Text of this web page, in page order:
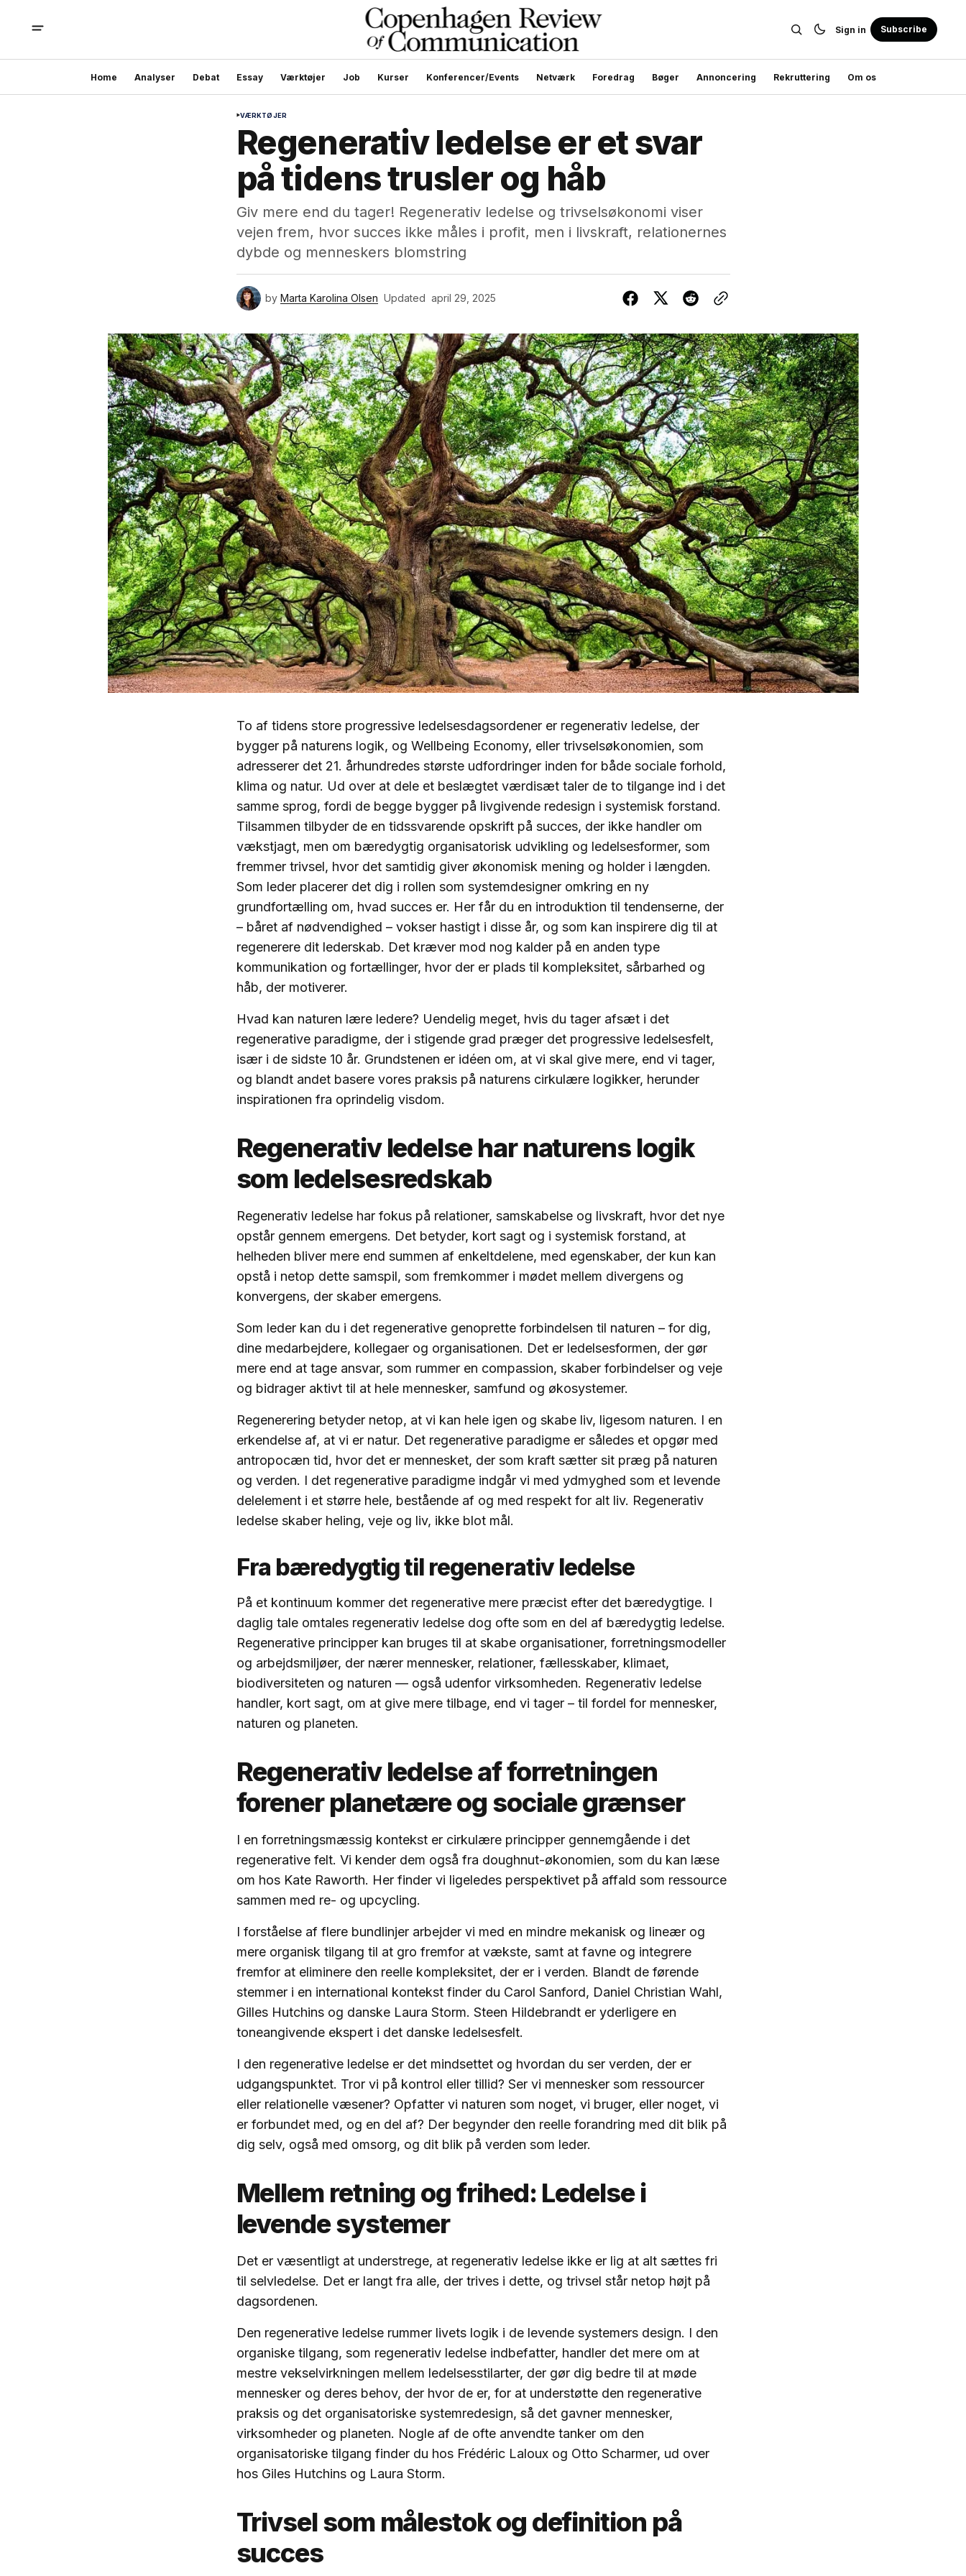
Sign in Subscribe
Home Analyser Debat Essay Værktøjer Job Kurser Konferencer/Events Netværk Foredrag Bøger Annoncering Rekruttering Om os
VÆRKTØJER
Regenerativ ledelse er et svar
på tidens trusler og håb
Giv mere end du tager! Regenerativ ledelse og trivselsøkonomi viser
vejen frem, hvor succes ikke måles i profit, men i livskraft, relationernes
dybde og menneskers blomstring
by Marta Karolina Olsen Updated april 29, 2025
To af tidens store progressive ledelsesdagsordener er regenerativ ledelse, der
bygger på naturens logik, og Wellbeing Economy, eller trivselsøkonomien, som
adresserer det 21. århundredes største udfordringer inden for både sociale forhold,
klima og natur. Ud over at dele et beslægtet værdisæt taler de to tilgange ind i det
samme sprog, fordi de begge bygger på livgivende redesign i systemisk forstand.
Tilsammen tilbyder de en tidssvarende opskrift på succes, der ikke handler om
vækstjagt, men om bæredygtig organisatorisk udvikling og ledelsesformer, som
fremmer trivsel, hvor det samtidig giver økonomisk mening og holder i længden.
Som leder placerer det dig i rollen som systemdesigner omkring en ny
grundfortælling om, hvad succes er. Her får du en introduktion til tendenserne, der
– båret af nødvendighed – vokser hastigt i disse år, og som kan inspirere dig til at
regenerere dit lederskab. Det kræver mod nog kalder på en anden type
kommunikation og fortællinger, hvor der er plads til kompleksitet, sårbarhed og
håb, der motiverer.
Hvad kan naturen lære ledere? Uendelig meget, hvis du tager afsæt i det
regenerative paradigme, der i stigende grad præger det progressive ledelsesfelt,
især i de sidste 10 år. Grundstenen er idéen om, at vi skal give mere, end vi tager,
og blandt andet basere vores praksis på naturens cirkulære logikker, herunder
inspirationen fra oprindelig visdom.
Regenerativ ledelse har naturens logik
som ledelsesredskab
Regenerativ ledelse har fokus på relationer, samskabelse og livskraft, hvor det nye
opstår gennem emergens. Det betyder, kort sagt og i systemisk forstand, at
helheden bliver mere end summen af enkeltdelene, med egenskaber, der kun kan
opstå i netop dette samspil, som fremkommer i mødet mellem divergens og
konvergens, der skaber emergens.
Som leder kan du i det regenerative genoprette forbindelsen til naturen – for dig,
dine medarbejdere, kollegaer og organisationen. Det er ledelsesformen, der gør
mere end at tage ansvar, som rummer en compassion, skaber forbindelser og veje
og bidrager aktivt til at hele mennesker, samfund og økosystemer.
Regenerering betyder netop, at vi kan hele igen og skabe liv, ligesom naturen. I en
erkendelse af, at vi er natur. Det regenerative paradigme er således et opgør med
antropocæn tid, hvor det er mennesket, der som kraft sætter sit præg på naturen
og verden. I det regenerative paradigme indgår vi med ydmyghed som et levende
delelement i et større hele, bestående af og med respekt for alt liv. Regenerativ
ledelse skaber heling, veje og liv, ikke blot mål.
Fra bæredygtig til regenerativ ledelse
På et kontinuum kommer det regenerative mere præcist efter det bæredygtige. I
daglig tale omtales regenerativ ledelse dog ofte som en del af bæredygtig ledelse.
Regenerative principper kan bruges til at skabe organisationer, forretningsmodeller
og arbejdsmiljøer, der nærer mennesker, relationer, fællesskaber, klimaet,
biodiversiteten og naturen — også udenfor virksomheden. Regenerativ ledelse
handler, kort sagt, om at give mere tilbage, end vi tager – til fordel for mennesker,
naturen og planeten.
Regenerativ ledelse af forretningen
forener planetære og sociale grænser
I en forretningsmæssig kontekst er cirkulære principper gennemgående i det
regenerative felt. Vi kender dem også fra doughnut-økonomien, som du kan læse
om hos Kate Raworth. Her finder vi ligeledes perspektivet på affald som ressource
sammen med re- og upcycling.
I forståelse af flere bundlinjer arbejder vi med en mindre mekanisk og lineær og
mere organisk tilgang til at gro fremfor at vækste, samt at favne og integrere
fremfor at eliminere den reelle kompleksitet, der er i verden. Blandt de førende
stemmer i en international kontekst finder du Carol Sanford, Daniel Christian Wahl,
Gilles Hutchins og danske Laura Storm. Steen Hildebrandt er yderligere en
toneangivende ekspert i det danske ledelsesfelt.
I den regenerative ledelse er det mindsettet og hvordan du ser verden, der er
udgangspunktet. Tror vi på kontrol eller tillid? Ser vi mennesker som ressourcer
eller relationelle væsener? Opfatter vi naturen som noget, vi bruger, eller noget, vi
er forbundet med, og en del af? Der begynder den reelle forandring med dit blik på
dig selv, også med omsorg, og dit blik på verden som leder.
Mellem retning og frihed: Ledelse i
levende systemer
Det er væsentligt at understrege, at regenerativ ledelse ikke er lig at alt sættes fri
til selvledelse. Det er langt fra alle, der trives i dette, og trivsel står netop højt på
dagsordenen.
Den regenerative ledelse rummer livets logik i de levende systemers design. I den
organiske tilgang, som regenerativ ledelse indbefatter, handler det mere om at
mestre vekselvirkningen mellem ledelsesstilarter, der gør dig bedre til at møde
mennesker og deres behov, der hvor de er, for at understøtte den regenerative
praksis og det organisatoriske systemredesign, så det gavner mennesker,
virksomheder og planeten. Nogle af de ofte anvendte tanker om den
organisatoriske tilgang finder du hos Frédéric Laloux og Otto Scharmer, ud over
hos Giles Hutchins og Laura Storm.
Trivsel som målestok og definition på
succes